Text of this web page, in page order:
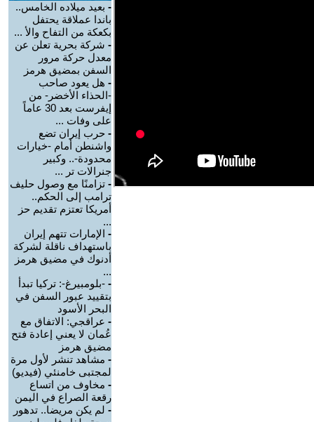
- بعيد ميلاده الخامس..
باندا عملاقة يحتفل
بكعكة من التفاح والأ ...
- شركة بحرية تعلن عن
معدل حركة مرور
السفن بمضيق هرمز
- هل يعود صاحب
-الحذاء الأخضر- من
إيفرست بعد 30 عاماً
على وفات ...
- حرب إيران تضع
واشنطن أمام -خيارات
محدودة-.. وكبير
جنرالات تر ...
- تزامنًا مع وصول حليف
ترامب إلى الحكم..
أمريكا تعتزم تقديم حز
...
- الإمارات تتهم إيران
باستهداف ناقلة لشركة
أدنوك في مضيق هرمز
...
- -بلومبيرغ-: تركيا تبدأ
بتقييد عبور السفن في
البحر الأسود
- عراقجي: الاتفاق مع
عُمان لا يعني إعادة فتح
مضيق هرمز
- مشاهد تنشر لأول مرة
لمجتبى خامنئي (فيديو)
- مخاوف من اتساع
رقعة الصراع في اليمن
- لم يكن مريضا.. تدهور